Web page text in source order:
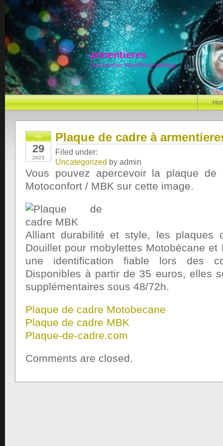
armentieres
Just another WordPress weblog
Apr
29
2023
Plaque de cadre à
Filed under:
Uncategorized by admin
Vous pouvez apercevoir la plaque de
Motoconfort / MBK sur cette image.
Alliant durabilité et style, les plaques
Douillet pour mobylettes Motobécane et
une identification fiable lors des
Disponibles à partir de 35 euros, elles
supplémentaires sous 48/72h.
Plaque de cadre Motobecane
Plaque de cadre MBK
Plaque-de-cadre.com
Comments are closed.